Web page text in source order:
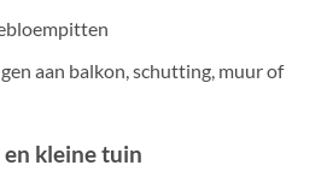
aan balkon, schutting, muur of
kleine tuin